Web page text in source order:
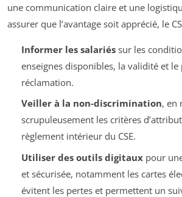
une communication claire et une
assurer que l’avantage soit apprécié, le
Informer les salariéssur les
enseignes disponibles, la validité et le
réclamation.
Veiller à la non-discrimination, en
scrupuleusement les critères
règlement intérieur du CSE.
Utiliser des outils digitauxpour
et sécurisée, notamment les cartes
évitent les pertes et permettent un